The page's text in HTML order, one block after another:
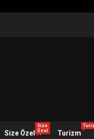
Size Özel
Size
Özel
Turizm